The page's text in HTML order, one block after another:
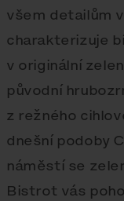
všem detailům
charakterizuje
v originální
původní
z režného
dnešní podoby
náměstí se
Bistrot vás